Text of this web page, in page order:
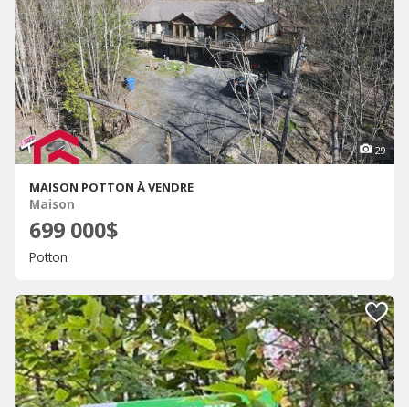
29
MAISON POTTON À VENDRE
Maison
699 000$
Potton